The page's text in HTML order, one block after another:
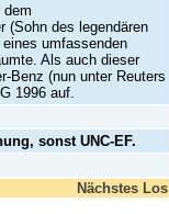
dem
(Sohn des legendären
umfassenden
Als auch dieser
Benz (nun unter Reuters
1996 auf.
sonst UNC-EF.
Nächstes Los